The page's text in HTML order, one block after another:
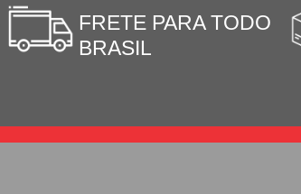
FRETE PARA TODO
BRASIL